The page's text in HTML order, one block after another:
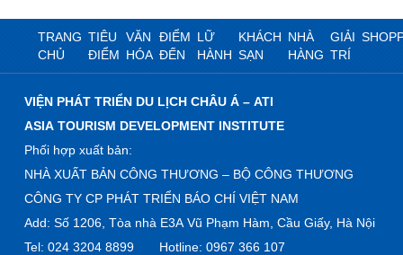
TRANG
CHỦ
TIÊU
ĐIỂM
VĂN
HÓA
ĐIỂM
ĐẾN
LỮ
HÀNH
KHÁCH
SẠN
NHÀ
HÀNG
GIẢI
TRÍ
VIỆN PHÁT TRIỂN DU LỊCH CHÂU Á – ATI
ASIA TOURISM DEVELOPMENT INSTITUTE
Phối hợp xuất bản:
NHÀ XUẤT BẢN CÔNG THƯƠNG – BỘ CÔNG THƯƠNG
CÔNG TY CP PHÁT TRIỂN BÁO CHÍ VIỆT NAM
Add: Số 1206, Tòa nhà E3A Vũ Phạm Hàm, Cầu Giấy, Hà Nội
Tel: 024 3204 8899 Hotline: 0967 366 107